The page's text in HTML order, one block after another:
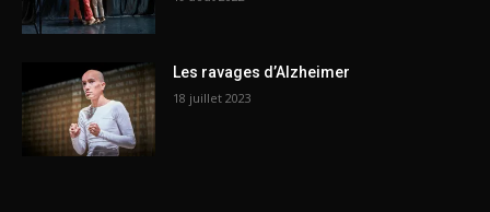
Les ravages d’Alzheimer
18 juillet 2023